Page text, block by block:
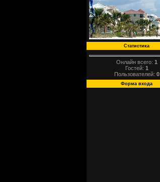
Статистика
Онлайн всего: 1
Гостей: 1
Пользователей: 0
Форма входа